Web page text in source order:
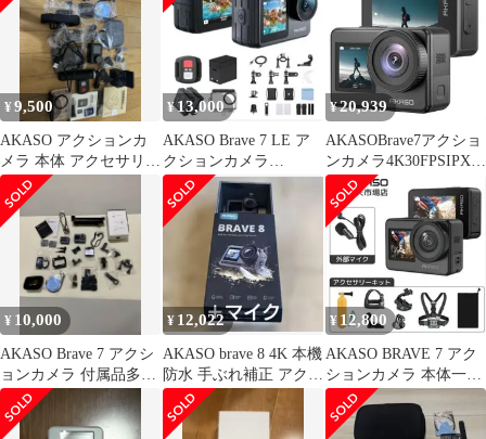
¥9,500
AKASO アクションカ
メラ 本体 アクセサリー
セット BRAVE 7 LE
¥13,000
AKASO Brave 7 LE ア
クションカメラ
4K60FPS
¥20,939
AKASOBrave7アクショ
ンカメラ4K30FPSIPX8
本機防水10M水中カメ
ラ手ぶれ補正付きアク
ションカム外部マイク
対応ウェアラブルカメ
ラ
¥ 10,000
AKASO Brave 7 アクシ
ョンカメラ 付属品多数
初期化済み 中古
¥ 12,022
AKASO brave 8 4K 本機
防水 手ぶれ補正 アクシ
ョンカメラ＋マイク
¥ 12,800
AKASO BRAVE 7 アク
ションカメラ 本体一式
＋7inkit